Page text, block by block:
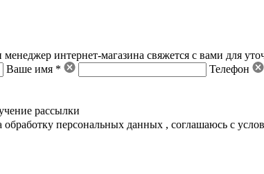
интернет-магазина свяжется с вами для
Ваше имя *
Телефон
рассылки
обработку персональных данных , соглашаюсь с